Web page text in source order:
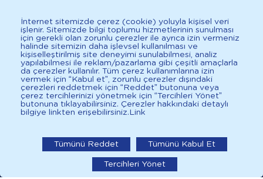
danışınız. Bu sitede yayınlanan bilgiler hekim tavsiyesi
yerine geçmez. En doğru bilgi için doktorunuza danışınız.
Sağlıklı yaşam için dengeli, çeşitli beslenilmelidir. *D vitamini
çocuklarda bağışıklık sisteminin normal işlevine katkıda
bulunur.
İlkadımlarım'ı uygulamada
aç
İnternet sitemizde çerez (cookie) yoluyla kişisel veri
işlenir. Sitemizde bilgi toplumu hizmetlerinin sunulması
için gerekli olan zorunlu çerezler ile ayrıca izin vermeniz
halinde sitemizin daha işlevsel kullanılması ve
kişiselleştirilmiş site deneyimi sunulabilmesi, analiz
yapılabilmesi ile reklam/pazarlama gibi çeşitli amaçlarla
da çerezler kullanılır. Tüm çerez kullanımlarına izin
vermek için “Kabul et”, zorunlu çerezler dışındaki
çerezleri reddetmek için “Reddet” butonuna veya
çerez tercihlerinizi yönetmek için “Tercihleri Yönet”
butonuna tıklayabilirsiniz. Çerezler hakkındaki detaylı
bilgiye linkten erişebilirsiniz. Link
Tümünü Reddet Tümünü Kabul Et
Tercihleri Yönet